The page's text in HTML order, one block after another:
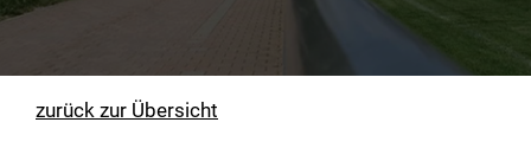
zurück zur Übersicht